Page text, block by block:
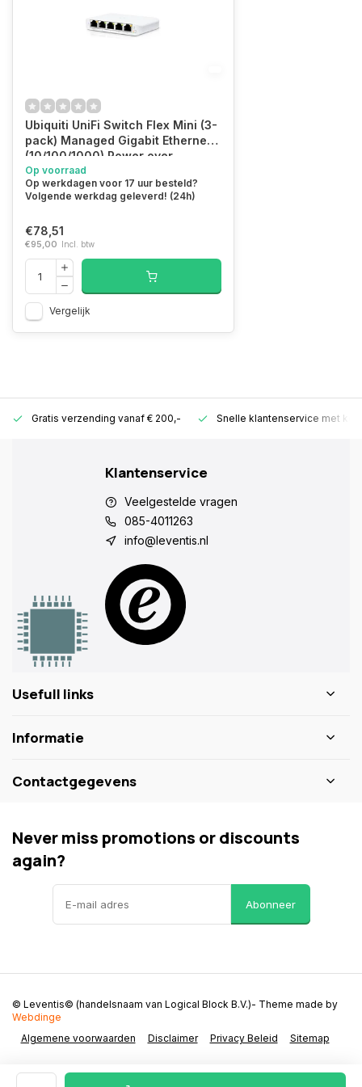
Ubiquiti UniFi Switch Flex Mini (3-
pack) Managed Gigabit Ethernet
(10/100/1000) Power over
Ethernet (PoE) Wit
Op voorraad
Op werkdagen voor 17 uur besteld?
Volgende werkdag geleverd! (24h)
€78,51
€95,00 Incl. btw
Vergelijk
Gratis verzending vanaf € 200,- Snelle klantenservice met
Klantenservice
Veelgestelde vragen
085-4011263
info@leventis.nl
Usefull links
Informatie
Contactgegevens
Never miss promotions or discounts
again?
Abonneer
Algemene voorwaarden Disclaimer Privacy Beleid Sitemap
© Leventis© (handelsnaam van Logical Block B.V.)- Theme made by
Webdinge